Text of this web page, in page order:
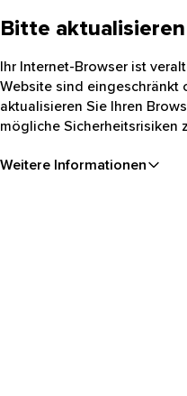
Bitte
Ihr Internet-Browser ist
Website sind eingeschränkt
aktualisieren Sie Ihren
mögliche Sicherheitsrisiken
Weitere Informationen